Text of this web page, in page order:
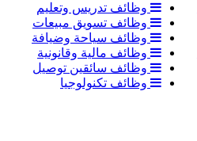
وظائف تدريس وتعليم
وظائف تسويق مبيعات
وظائف سياحة وضيافة
وظائف مالية وقانونية
وظائف سائقين توصيل
وظائف تكنولوجيا